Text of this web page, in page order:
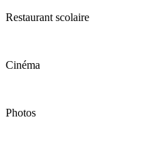
Restaurant scolaire
Cinéma
Photos